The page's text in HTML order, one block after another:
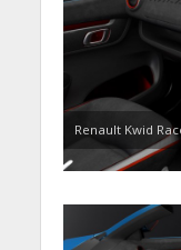
Renault Kwid